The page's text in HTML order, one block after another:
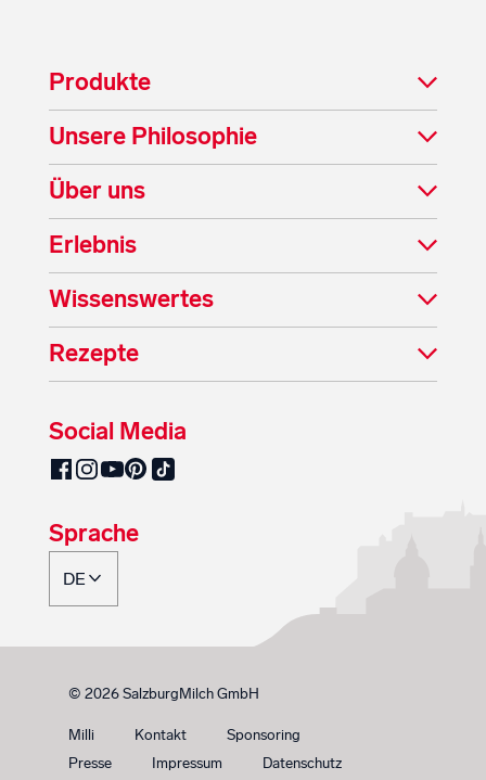
Produkte
Unsere Philosophie
Über uns
Erlebnis
Wissenswertes
Rezepte
Social Media
SalzburgMilch auf Facebook
SalzburgMilch auf Instagram
SalzburgMilch auf YouTube
SalzburgMilch auf Pinterest
SalzburgMilch auf TikTok
Sprache
© 2026 SalzburgMilch GmbH
Milli Kontakt
Sponsoring
Presse
Impressum Datenschutz